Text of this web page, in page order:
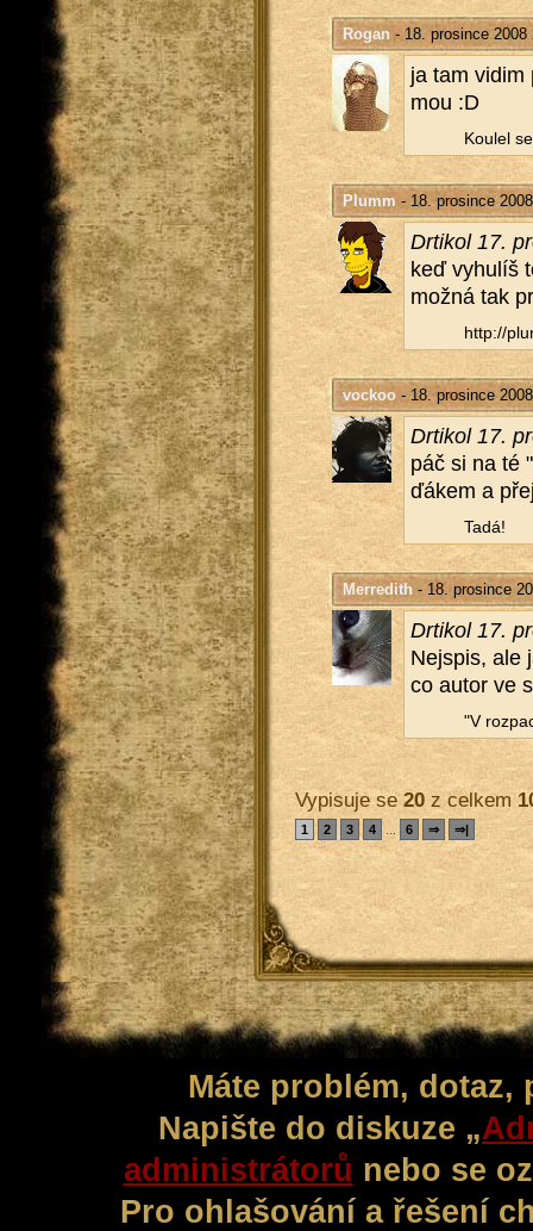
Rogan- 18. prosince 2008
ja tam
mou :D
Kou­lel
Plumm - 18. prosince
Dr­ti­kol 17.
keď vy­hu­líš
možná tak
http://​
vockoo- 18. prosince
Dr­ti­kol 17.
páč si na té
ďá­kem a
Tadá!
Merredith- 18. prosince
Dr­ti­kol 17.
Nej­spis, ale
co autor ve
"V
Vypisuje se20z celkem
1 2 3 4 6 ⇒ ⇒|
Máte problém,
Napište do diskuze „
administrátorů nebo se
Pro ohlašování a řešení